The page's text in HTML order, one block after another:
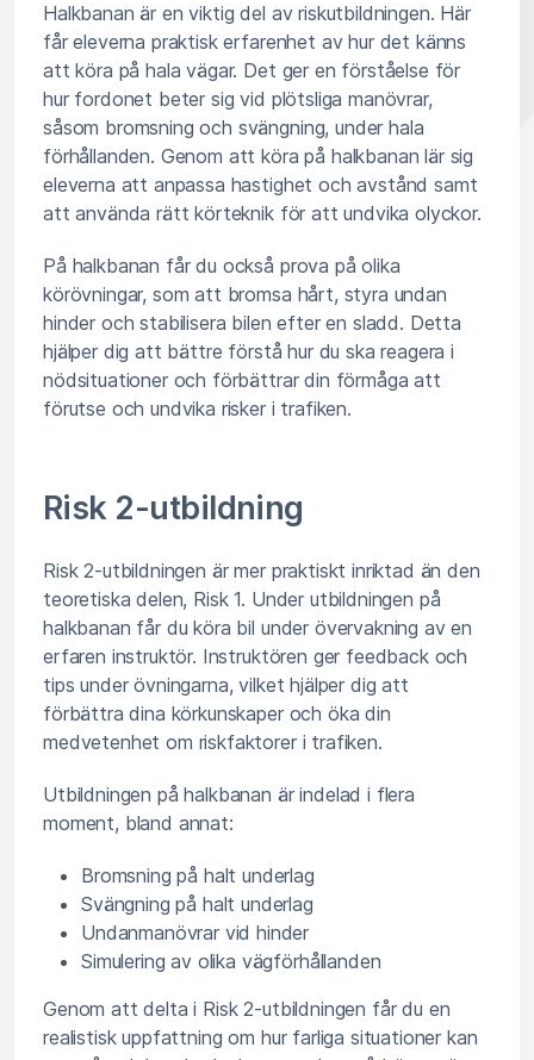
Halkbanan är en viktig del av riskutbildningen. Här
får eleverna praktisk erfarenhet av hur det känns
att köra på hala vägar. Det ger en förståelse för
hur fordonet beter sig vid plötsliga manövrar,
såsom bromsning och svängning, under hala
förhållanden. Genom att köra på halkbanan lär sig
eleverna att anpassa hastighet och avstånd samt
att använda rätt körteknik för att undvika olyckor.
På halkbanan får du också prova på olika
körövningar, som att bromsa hårt, styra undan
hinder och stabilisera bilen efter en sladd. Detta
hjälper dig att bättre förstå hur du ska reagera i
nödsituationer och förbättrar din förmåga att
förutse och undvika risker i trafiken.
Risk 2-utbildning
Risk 2-utbildningen är mer praktiskt inriktad än den
teoretiska delen, Risk 1. Under utbildningen på
halkbanan får du köra bil under övervakning av en
erfaren instruktör. Instruktören ger feedback och
tips under övningarna, vilket hjälper dig att
förbättra dina körkunskaper och öka din
medvetenhet om riskfaktorer i trafiken.
Utbildningen på halkbanan är indelad i flera
moment, bland annat:
Bromsning på halt underlag
Svängning på halt underlag
Undanmanövrar vid hinder
Simulering av olika vägförhållanden
Genom att delta i Risk 2-utbildningen får du en
realistisk uppfattning om hur farliga situationer kan